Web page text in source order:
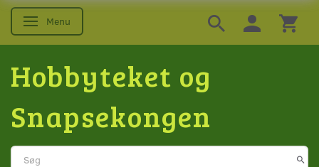
Skifte navigation
Menu
Hobbyteket og
Snapsekongen